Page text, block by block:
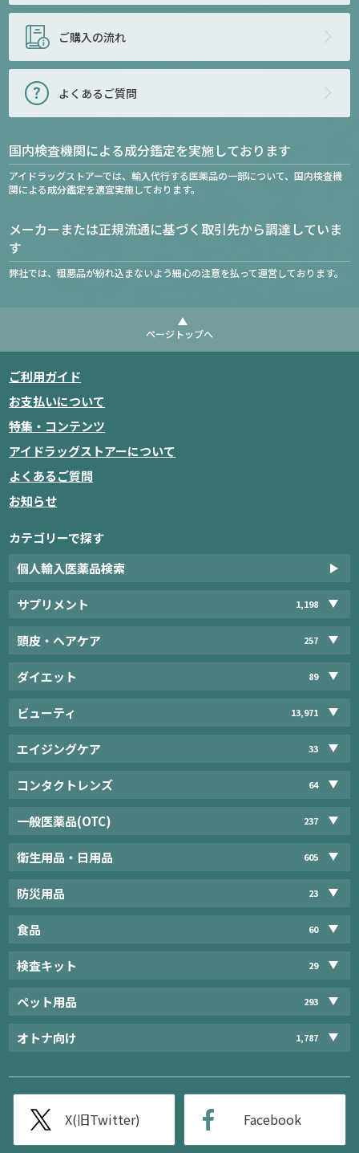
ご購入の流れ
よくあるご質問
国内検査機関による成分鑑定を実施しております
アイドラッグストアーでは、輸入代行する医薬品の一部について、国内検査機
関による成分鑑定を適宜実施しております。
メーカーまたは正規流通に基づく取引先から調達していま
す
弊社では、粗悪品が紛れ込まないよう細心の注意を払って運営しております。
ページトップへ
ご利用ガイド
お支払いについて
特集・コンテンツ
アイドラッグストアーについて
よくあるご質問
お知らせ
カテゴリーで探す
個人輸入医薬品検索
サプリメント 1,198
頭皮・ヘアケア 257
ダイエット 89
ビューティ 13,971
エイジングケア 33
コンタクトレンズ 64
一般医薬品(OTC) 237
衛生用品・日用品 605
防災用品 23
食品 60
検査キット 29
ペット用品 293
オトナ向け 1,787
X(旧Twitter) Facebook